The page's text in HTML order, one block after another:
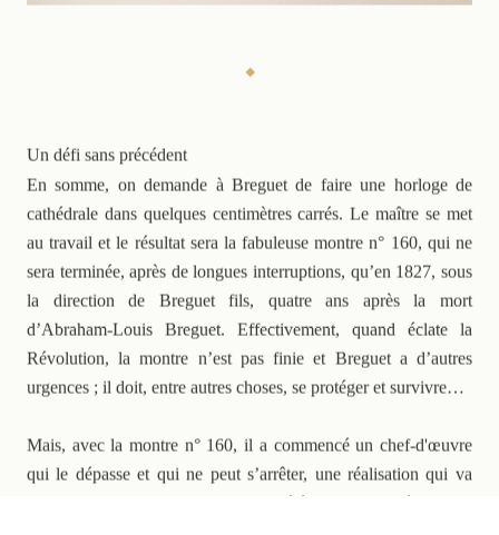
Un défi sans précédent
En somme, on demande à Breguet de faire une horloge de
cathédrale dans quelques centimètres carrés. Le maître se met
au travail et le résultat sera la fabuleuse montre n° 160, qui ne
sera terminée, après de longues interruptions, qu’en 1827, sous
la direction de Breguet fils, quatre ans après la mort
d’Abraham-Louis Breguet. Effectivement, quand éclate la
Révolution, la montre n’est pas finie et Breguet a d’autres
urgences ; il doit, entre autres choses, se protéger et survivre…
Mais, avec la montre n° 160, il a commencé un chef-d'œuvre
qui le dépasse et qui ne peut s’arrêter, une réalisation qui va
ponctuer sa vie et celle de la société qu’il a fondée, et ce,
Up:
Up:
son exécution en octobre 1793, la Reine ne verra jamais la
faire ancestral, avec les outils et les techniques de l’époque,
marqueté, réalisé dans le bois du chêne favori de la Reine au